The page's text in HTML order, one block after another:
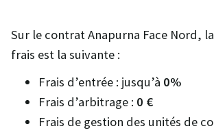
Sur le contrat Anapurna Face Nord,
frais est la suivante :
Frais d’entrée : jusqu’à 0%
Frais d’arbitrage : 0 €
Frais de gestion des unités de